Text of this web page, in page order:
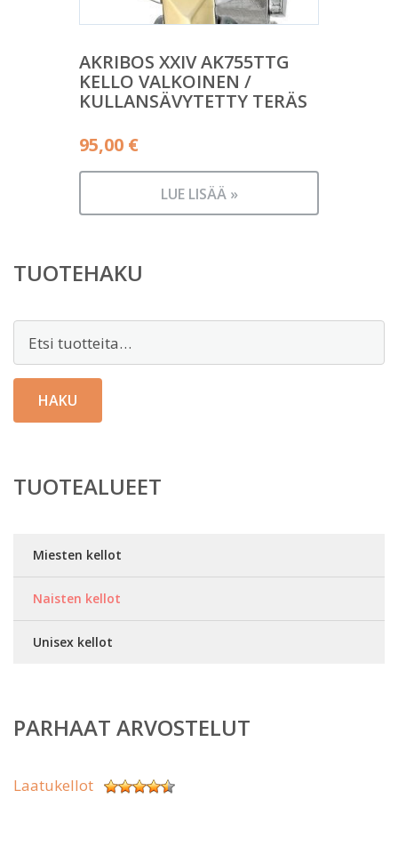
AKRIBOS XXIV AK755TTG
KELLO VALKOINEN /
KULLANSÄVYTETTY TERÄS
95,00 €
LUE LISÄÄ »
TUOTEHAKU
HAKU
TUOTEALUEET
Miesten kellot
Naisten kellot
Unisex kellot
PARHAAT ARVOSTELUT
Laatukellot